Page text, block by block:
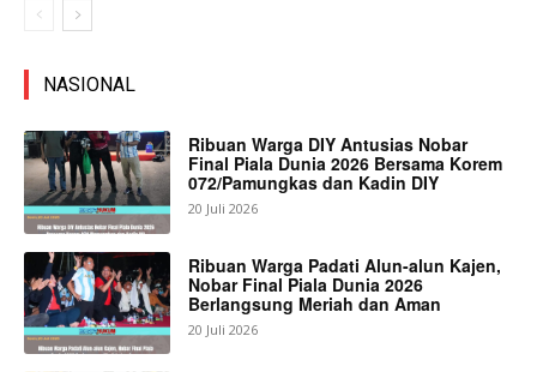
NASIONAL
Ribuan Warga DIY Antusias Nobar
Final Piala Dunia 2026 Bersama Korem
072/Pamungkas dan Kadin DIY
20 Juli 2026
Ribuan Warga Padati Alun-alun Kajen,
Nobar Final Piala Dunia 2026
Berlangsung Meriah dan Aman
20 Juli 2026